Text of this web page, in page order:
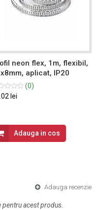
neon flex, 1m, flexibil,
aplicat, IP20
(0)
lei
Adauga in cos
Adauga recenzie
pentru acest produs.